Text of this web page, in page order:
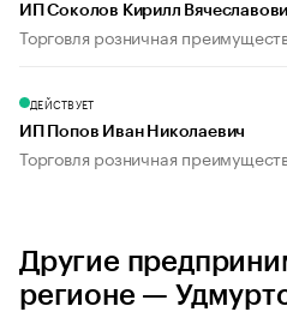
ИП Соколов Кирилл
Торговля розничная
ДЕЙСТВУЕТ
ИП Попов Иван Николаевич
Торговля розничная
Другие
регионе —